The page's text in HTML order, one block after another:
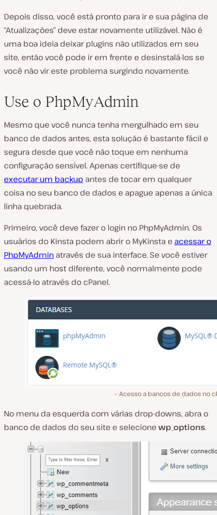
Depois disso, você está pronto para ir e sua página de
“Atualizações” deve estar novamente utilizável. Não é
uma boa ideia deixar plugins não utilizados em seu
site, então você pode ir em frente e desinstalá-los se
você não vir este problema surgindo novamente.
Use o PhpMyAdmin
Mesmo que você nunca tenha mergulhado em seu
banco de dados antes, esta solução é bastante fácil e
segura desde que você não toque em nenhuma
configuração sensível. Apenas certifique-se de
executar um backup antes de tocar em qualquer
coisa no seu banco de dados e apague apenas a única
linha quebrada.
Primeiro, você deve fazer o login no PhpMyAdmin. Os
usuários do Kinsta podem abrir o MyKinsta e acessar o
PhpMyAdmin através de sua interface. Se você estiver
usando um host diferente, você normalmente pode
acessá-lo através do cPanel.
Acesso a bancos de dados no
No menu da esquerda com várias drop-downs, abra o
banco de dados do seu site e selecione wp_options.